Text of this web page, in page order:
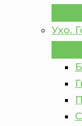
Ухо.